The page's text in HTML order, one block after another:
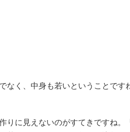
なく、中身も若いということです
りに見えないのがすてきですね。